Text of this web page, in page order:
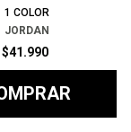
1 COLOR
JORDAN
$41.990